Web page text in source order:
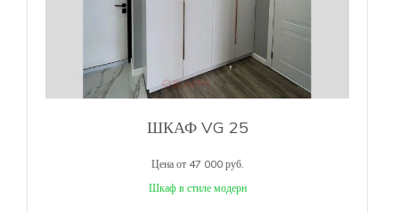
ШКАФ VG 25
Цена от 47 000 руб.
Шкаф в стиле модерн